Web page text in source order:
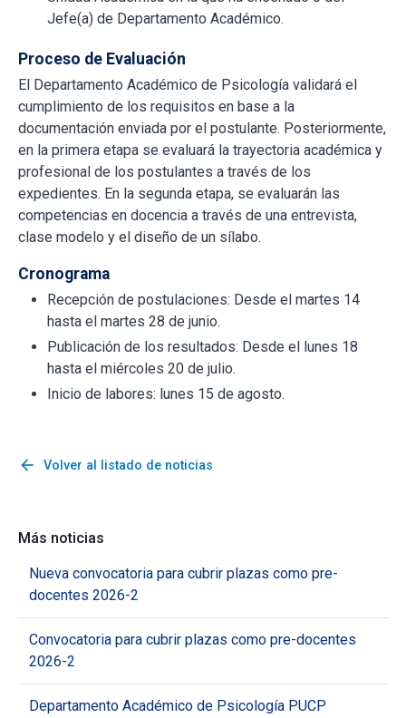
Jefe(a) de Departamento Académico.
Proceso de Evaluación
El Departamento Académico de Psicología validará el
cumplimiento de los requisitos en base a la
documentación enviada por el postulante. Posteriormente,
en la primera etapa se evaluará la trayectoria académica y
profesional de los postulantes a través de los
expedientes. En la segunda etapa, se evaluarán las
competencias en docencia a través de una entrevista,
clase modelo y el diseño de un sílabo.
Cronograma
Recepción de postulaciones: Desde el martes 14
hasta el martes 28 de junio.
Publicación de los resultados: Desde el lunes 18
hasta el miércoles 20 de julio.
Inicio de labores: lunes 15 de agosto.
arrow_back Volver al listado de noticias
Más noticias
Nueva convocatoria para cubrir plazas como pre-
docentes 2026-2
Convocatoria para cubrir plazas como pre-docentes
2026-2
Departamento Académico de Psicología PUCP